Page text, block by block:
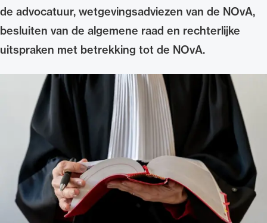
de advocatuur, wetgevingsadviezen van de NOvA,
besluiten van de algemene raad en rechterlijke
uitspraken met betrekking tot de NOvA.
Uitgelicht